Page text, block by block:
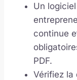
Un
continue
PDF.
Vérifiez la